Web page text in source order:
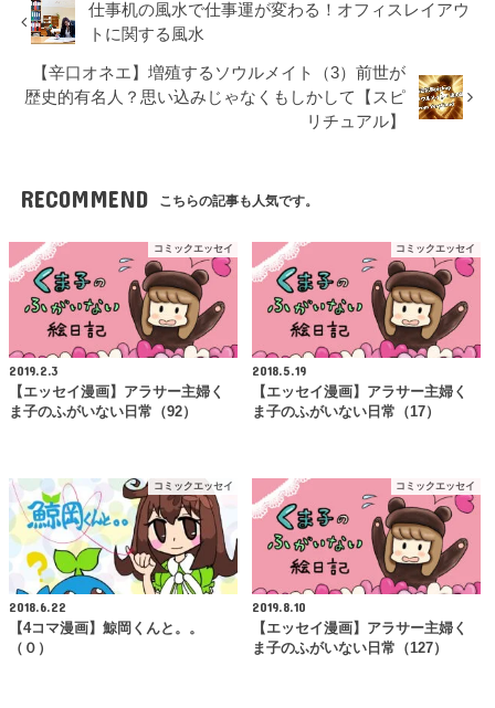
仕事机の風水で仕事運が変わる！オフィスレイアウ
トに関する風水
【辛口オネエ】増殖するソウルメイト（3）前世が
歴史的有名人？思い込みじゃなくもしかして【スピ
リチュアル】
RECOMMEND こちらの記事も人気です。
コミックエッセイ
2019.2.3
【エッセイ漫画】アラサー主婦く
ま子のふがいない日常（92）
コミックエッセイ
2018.5.19
【エッセイ漫画】アラサー主婦く
ま子のふがいない日常（17）
コミックエッセイ
2018.6.22
【4コマ漫画】鯨岡くんと。。
（０）
コミックエッセイ
2019.8.10
【エッセイ漫画】アラサー主婦く
ま子のふがいない日常（127）